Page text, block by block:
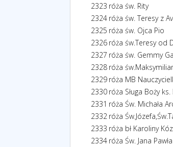
2323 róża św. Rity
2324 róża św. Teresy z
2325 róża św. Ojca Pio
2326 róża św.Teresy od
2327 róża św. Gemmy
2328 róża
2329 róża MB
2330 róża Sługa Boży
2331 róża Św. Michała
2332 róża
2333 róża bł Karoliny
2334 róża Św. Jana